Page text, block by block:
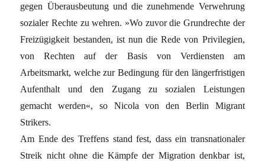
gegen Überausbeutung und die zunehmende Verwehrung
sozialer Rechte zu wehren. »Wo zuvor die Grundrechte der
Freizügigkeit bestanden, ist nun die Rede von Privilegien,
von Rechten auf der Basis von Verdiensten am
Arbeitsmarkt, welche zur Bedingung für den längerfristigen
Aufenthalt und den Zugang zu sozialen Leistungen
gemacht werden«, so Nicola von den Berlin Migrant
Strikers.
Am Ende des Treffens stand fest, dass ein transnationaler
Streik nicht ohne die Kämpfe der Migration denkbar ist,